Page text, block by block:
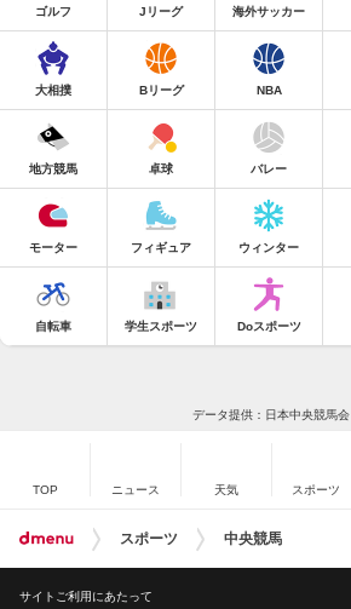
ゴルフ Jリーグ 海外サッカー
大相撲 Bリーグ NBA
地方競馬 卓球 バレー
モーター フィギュア ウィンター
自転車 学生スポーツ Doスポーツ
データ提供：日本中央競馬会
TOP ニュース 天気 スポーツ
スポーツ 中央競馬
サイトご利用にあたって